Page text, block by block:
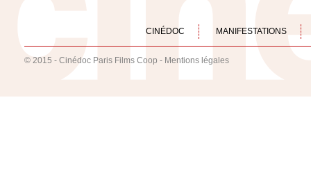
CINÉDOC MANIFESTATIONS
© 2015 - Cinédoc Paris Films Coop - Mentions légales